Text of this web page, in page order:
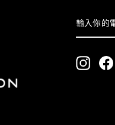
入
你
電
子
閱